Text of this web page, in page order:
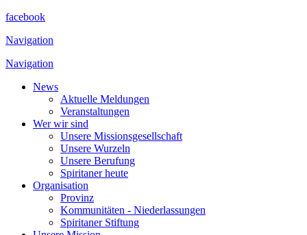
facebook
Navigation
Navigation
News
Aktuelle Meldungen
Veranstaltungen
Wer wir sind
Unsere Missionsgesellschaft
Unsere Wurzeln
Unsere Berufung
Spiritaner heute
Organisation
Provinz
Kommunitäten - Niederlassungen
Spiritaner Stiftung